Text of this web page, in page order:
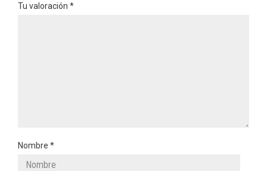
Tu valoración *
Nombre *